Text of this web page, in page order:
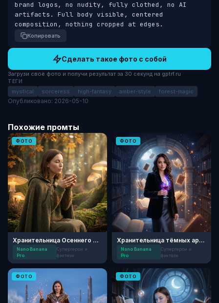
brand logos, no nudity, fully clothed, no AI
artifacts. Full body visible, centered
composition, nothing cropped at edges.
Копировать
Сделать такое фото с собой
Загрузи своё фото и получи результат за 30 секунд на gptrf.ru
ТЕГИ
mystical sorceress high-fantasy amber-style forest-magic
Опубликовано: 2026-05-10
Похожие промты
ФОТО
Хранительница Осеннего Ковена
Nano Banana
Pro
Супергерои и
фэнтези
ФОТО
Хранительница тёмных архивов
Nano Banana
Pro
Супергерои и
фэнтези
ФОТО ФОТО